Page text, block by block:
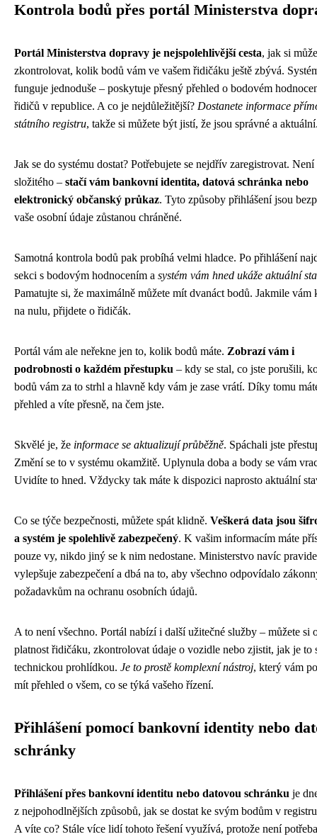
Kontrola bodů přes portál Ministerstva
Portál Ministerstva dopravy je nejspolehlivější cesta, jak si
zkontrolovat, kolik bodů vám ve vašem řidičáku ještě zbývá.
funguje jednoduše – poskytuje přesný přehled o bodovém
řidičů v republice. A co je nejdůležitější? Dostanete informace
státního registru, takže si můžete být jistí, že jsou správné a
Jak se do systému dostat? Potřebujete se nejdřív zaregistrovat.
složitého – stačí vám bankovní identita, datová schránka nebo
elektronický občanský průkaz. Tyto způsoby přihlášení jsou
vaše osobní údaje zůstanou chráněné.
Samotná kontrola bodů pak probíhá velmi hladce. Po přihlášení
sekci s bodovým hodnocením a systém vám hned ukáže aktuální
Pamatujte si, že maximálně můžete mít dvanáct bodů. Jakmile vám
na nulu, přijdete o řidičák.
Portál vám ale neřekne jen to, kolik bodů máte. Zobrazí vám i
podrobnosti o každém přestupku – kdy se stal, co jste porušili,
bodů vám za to strhl a hlavně kdy vám je zase vrátí. Díky tomu
přehled a víte přesně, na čem jste.
Skvělé je, že informace se aktualizují průběžně. Spáchali jste
Změní se to v systému okamžitě. Uplynula doba a body se vám
Uvidíte to hned. Vždycky tak máte k dispozici naprosto aktuální
Co se týče bezpečnosti, můžete spát klidně. Veškerá data jsou
a systém je spolehlivě zabezpečený. K vašim informacím máte
pouze vy, nikdo jiný se k nim nedostane. Ministerstvo navíc
vylepšuje zabezpečení a dbá na to, aby všechno odpovídalo
požadavkům na ochranu osobních údajů.
A to není všechno. Portál nabízí i další užitečné služby – můžete si
platnost řidičáku, zkontrolovat údaje o vozidle nebo zjistit, jak je to
technickou prohlídkou. Je to prostě komplexní nástroj, který vám
mít přehled o všem, co se týká vašeho řízení.
Přihlášení pomocí bankovní identity nebo
schránky
Přihlášení přes bankovní identitu nebo datovou schránku je
z nejpohodlnějších způsobů, jak se dostat ke svým bodům v
A víte co? Stále více lidí tohoto řešení využívá, protože není